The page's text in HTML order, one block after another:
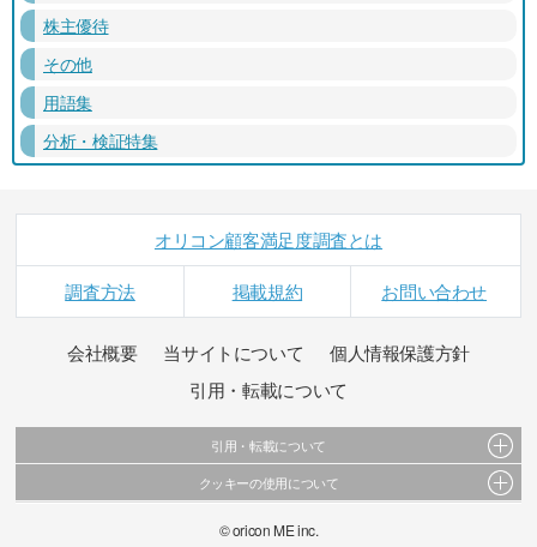
株主優待
その他
用語集
分析・検証特集
オリコン顧客満足度調査とは
調査方法 掲載規約 お問い合わせ
会社概要 当サイトについて
個人情報保護方針
引用・転載について
引用・転載について
当サイトで公開されている情報（文字、写真、イラスト、画像データ等）及びこれらの配
これらの情報を権利者の許可なく無断転載・複製などの二次利用を行うことは固く禁じてお
クッキーの使用について
このサイトでは Cookie を使用して、ユーザーに合わせたコンテンツや広告の表示、ソーシャ
© oricon ME inc.